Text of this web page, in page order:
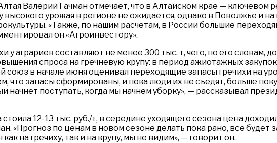
Валерий Гачман отмечает, что в Алтайском крае — ключевом
высокого урожая в регионе не ожидается, однако в Поволжье и
«Также, по нашим расчетам, в России большие
он «Агроинвестору».
у аграриев составляют не менее 300 тыс. т, чего, по его словам,
спроса на гречневую крупу: в период ажиотажных
союз в начале июня оценивал переходящие запасы гречихи на
что запасы сформированы, и пока люди их не съедят, больше
начнет поступать, когда мы начнем уборку», — рассказывал
12-13 тыс. руб./т, в середине уходящего сезона цена
«Прогноз по ценам в новом сезоне делать пока рано, все будет
на гречиху, так и на крупу, мы не видим», — говорит он.